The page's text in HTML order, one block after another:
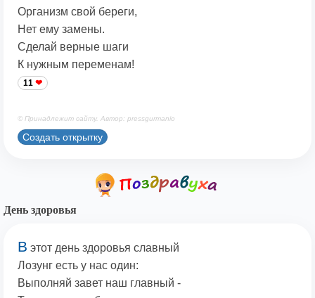
Организм свой береги,
Нет ему замены.
Сделай верные шаги
К нужным переменам!
11
© Принадлежит сайту. Автор: pressgurmanio
Создать открытку
День здоровья
В этот день здоровья славный
Лозунг есть у нас один:
Выполняй завет наш главный -